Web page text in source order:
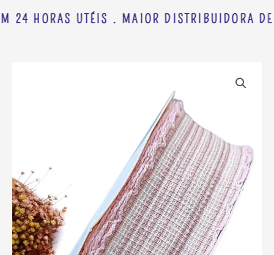
24 HORAS UTÉIS . MAIOR DISTRIBUIDORA
C/
BORDADO
NAS
BORDAS
-